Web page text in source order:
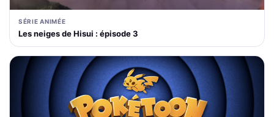
SÉRIE ANIMÉE
Les neiges de Hisui : épisode 3